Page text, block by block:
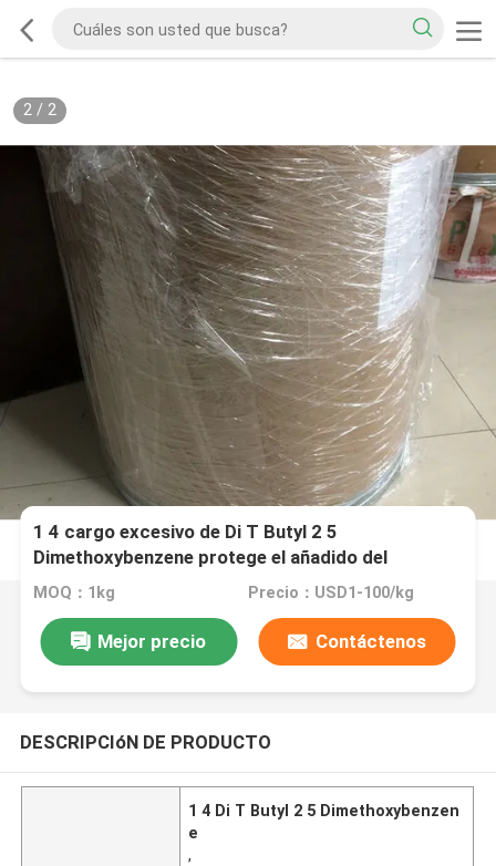
2/ 2
1 4 cargo excesivo de Di T Butyl 2 5
Dimethoxybenzene protege el añadido del
electrólito
MOQ：1kg Precio：USD1-100/kg
Mejor precio Contáctenos
DESCRIPCIóN DE PRODUCTO
1 4 Di T Butyl 2 5 Dimethoxybenzen
e
,